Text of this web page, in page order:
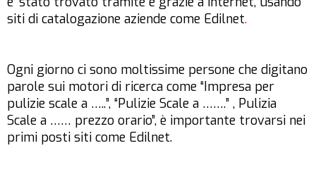
siti di catalogazione aziende come Edilnet.
Ogni giorno ci sono moltissime persone che digitano
parole sui motori di ricerca come “Impresa per
pulizie scale a …..”, “Pulizie Scale a …….” , Pulizia
Scale a …… prezzo orario”, è importante trovarsi nei
primi posti siti come Edilnet.